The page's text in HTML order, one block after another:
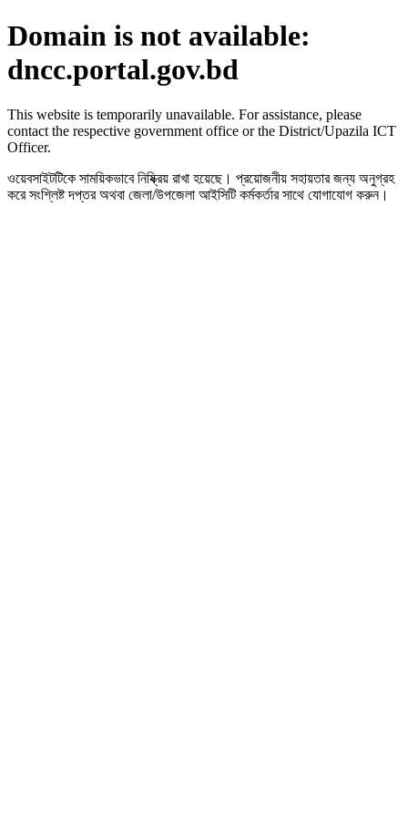
Domain is not available:
dncc.portal.gov.bd
This website is temporarily unavailable. For assistance, please
contact the respective government office or the District/Upazila ICT
Officer.
ওয়েবসাইটটিকে সাময়িকভাবে নিষ্ক্রিয় রাখা হয়েছে। প্রয়োজনীয় সহায়তার জন্য অনুগ্রহ
করে সংশ্লিষ্ট দপ্তর অথবা জেলা/উপজেলা আইসিটি কর্মকর্তার সাথে যোগাযোগ করুন।